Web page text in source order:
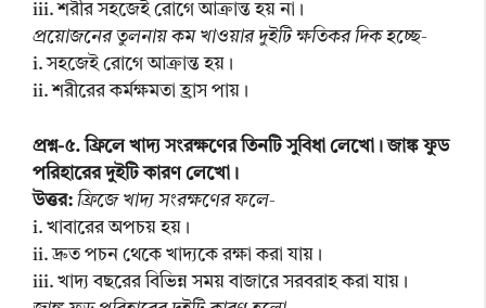
iii. শরীর সহজেই রোগে আক্রান্ত হয় না।
প্রয়োজনের তুলনায় কম খাওয়ার দুইটি ক্ষতিকর দিক হচ্ছে-
i. সহজেই রোগে আক্রান্ত হয়।
ii. শরীরের কর্মক্ষমতা হ্রাস পায়।
প্রশ্ন-৫. ফ্রিলে খাদ্য সংরক্ষণের তিনটি সুবিধা লেখো। জাঙ্ক ফুড
পরিহারের দুইটি কারণ লেখো।
উত্তর: ফ্রিজে খাদ্য সংরক্ষণের ফলে-
i. খাবারের অপচয় হয়।
ii. দ্রুত পচন থেকে খাদ্যকে রক্ষা করা যায়।
iii. খাদ্য বছরের বিভিন্ন সময় বাজারে সরবরাহ করা যায়।